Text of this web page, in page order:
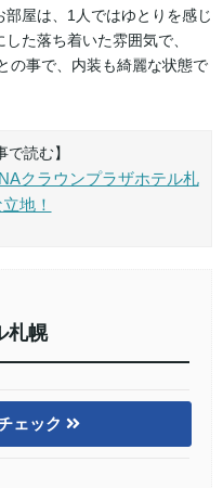
屋は、1人ではゆとりを感じ
た落ち着いた雰囲気で、
の事で、内装も綺麗な状態で
で読む】
クラウンプラザホテル札
地！
札幌
ェック